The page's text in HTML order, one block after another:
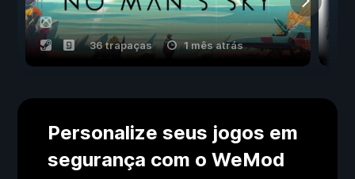
36 trapaças 1 mês atrás
Personalize seus jogos em
segurança com o WeMod